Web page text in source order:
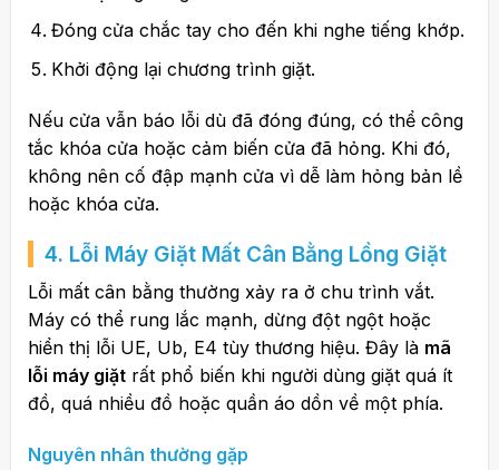
Đóng cửa chắc tay cho đến khi nghe tiếng khớp.
Khởi động lại chương trình giặt.
Nếu cửa vẫn báo lỗi dù đã đóng đúng, có thể công
tắc khóa cửa hoặc cảm biến cửa đã hỏng. Khi đó,
không nên cố đập mạnh cửa vì dễ làm hỏng bản lề
hoặc khóa cửa.
4. Lỗi Máy GiặtMất Cân Bằng Lồng Giặt
Lỗi mất cân bằng thường xảy ra ở chu trình vắt.
Máy có thể rung lắc mạnh, dừng đột ngột hoặc
hiển thị lỗi UE, Ub, E4 tùy thương hiệu. Đây là mã
lỗi máy giặtrất phổ biến khi người dùng giặt quá ít
đồ, quá nhiều đồ hoặc quần áo dồn về một phía.
Nguyên nhân thường gặp